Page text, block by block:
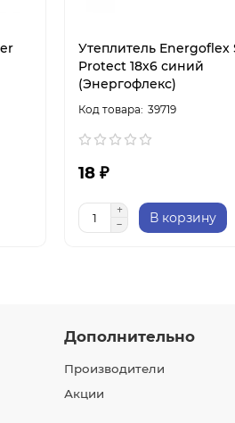
Утеплитель Energoflex
Protect 18х6 синий
(Энергофлекс)
39719
18 ₽
В корзину
Дополнительно
Производители
Акции